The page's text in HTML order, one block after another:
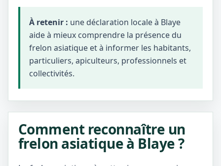
À retenir : une déclaration locale à Blaye
aide à mieux comprendre la présence du
frelon asiatique et à informer les habitants,
particuliers, apiculteurs, professionnels et
collectivités.
Comment reconnaître un
frelon asiatique à Blaye ?